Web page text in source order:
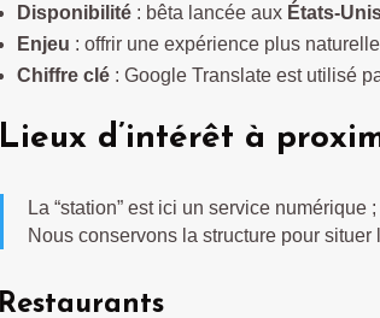
Disponibilité : bêta lancée aux États-
Enjeu : offrir une expérience plus
Chiffre clé : Google Translate est utilisé
Lieux d’intérêt à
La “station” est ici un service numérique
Nous conservons la structure pour
Restaurants